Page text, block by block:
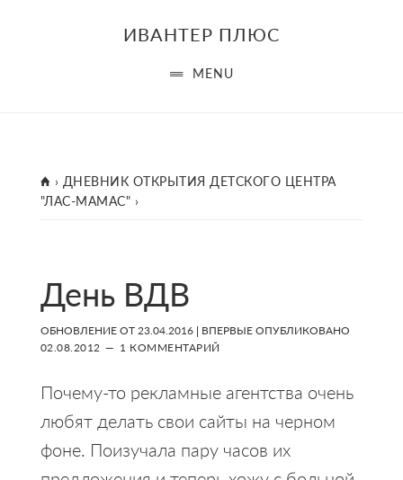
ИВАНТЕР ПЛЮС
MENU
ГЛАВНАЯ
› ДНЕВНИК ОТКРЫТИЯ ДЕТСКОГО ЦЕНТРА
"ЛАС-МАМАС" ›
День ВДВ
ОБНОВЛЕНИЕ ОТ23.04.2016| ВПЕРВЫЕ ОПУБЛИКОВАНО
02.08.2012
1 КОММЕНТАРИЙ
Почему-то рекламные агентства очень
любят делать свои сайты на черном
фоне. Поизучала пару часов их